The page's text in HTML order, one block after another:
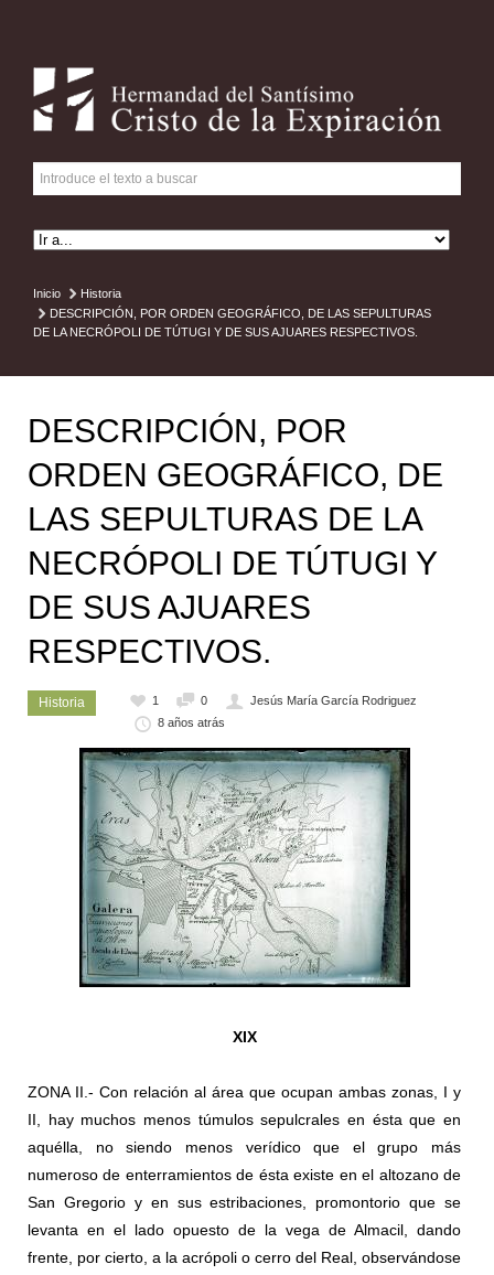
Inicio
Historia
DESCRIPCIÓN, POR ORDEN GEOGRÁFICO, DE LAS SEPULTURAS
DE LA NECRÓPOLI DE TÚTUGI Y DE SUS AJUARES RESPECTIVOS.
DESCRIPCIÓN, POR
ORDEN GEOGRÁFICO, DE
LAS SEPULTURAS DE LA
NECRÓPOLI DE TÚTUGI Y
DE SUS AJUARES
RESPECTIVOS.
Historia 1 0
Jesús María García Rodriguez
8 años atrás
XIX
ZONA II.- Con relación al área que ocupan ambas zonas, I y
II, hay muchos menos túmulos sepulcrales en ésta que en
aquélla, no siendo menos verídico que el grupo más
numeroso de enterramientos de ésta existe en el altozano de
San Gregorio y en sus estribaciones, promontorio que se
levanta en el lado opuesto de la vega de Almacil, dando
frente, por cierto, a la acrópoli o cerro del Real, observándose